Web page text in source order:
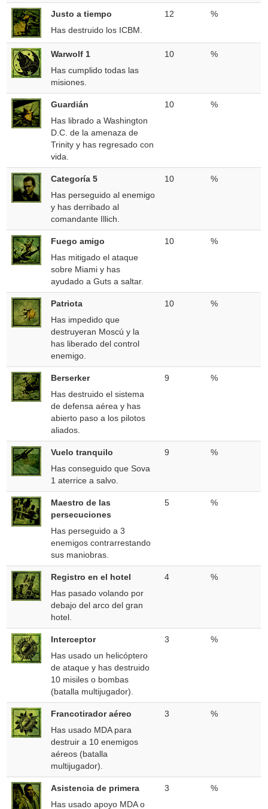
Justo a tiempo
Has destruido los ICBM.
12 %
Warwolf 1
Has cumplido todas las
misiones.
10 %
Guardián
Has librado a Washington
D.C. de la amenaza de
Trinity y has regresado con
vida.
10 %
Categoría 5
Has perseguido al enemigo
y has derribado al
comandante Illich.
10 %
Fuego amigo
Has mitigado el ataque
sobre Miami y has
ayudado a Guts a saltar.
10 %
Patriota
Has impedido que
destruyeran Moscú y la
has liberado del control
enemigo.
10 %
Berserker
Has destruido el sistema
de defensa aérea y has
abierto paso a los pilotos
aliados.
9 %
Vuelo tranquilo
Has conseguido que Sova
1 aterrice a salvo.
9 %
Maestro de las
persecuciones
Has perseguido a 3
enemigos contrarrestando
sus maniobras.
5 %
Registro en el hotel
Has pasado volando por
debajo del arco del gran
hotel.
4 %
Interceptor
Has usado un helicóptero
de ataque y has destruido
10 misiles o bombas
(batalla multijugador).
3 %
Francotirador aéreo
Has usado MDA para
destruir a 10 enemigos
aéreos (batalla
multijugador).
3 %
Asistencia de primera
Has usado apoyo MDA o
3 %